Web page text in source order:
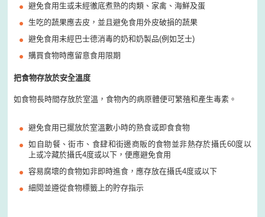
避免食用生或未經徹底煮熟的肉類、家禽、海鮮及蛋
生吃的蔬果應去皮，並且避免食用外皮破損的蔬果
避免食用未經巴士德消毒的奶和奶製品(例如芝士)
購買食物時應留意食用限期
把食物存放於安全溫度
如食物長時間存放於室溫，食物內的病原體便可繁殖和產生毒素。
避免食用已擺放於室溫數小時的熟食或即食食物
如自助餐、街市、食肆和街邊商販的食物並非熱存於攝氏60度以
上或冷藏於攝氏4度或以下，便應避免食用
容易腐壞的食物如非即時進食，應存放在攝氏4度或以下
細閱並遵從食物標籤上的貯存指示